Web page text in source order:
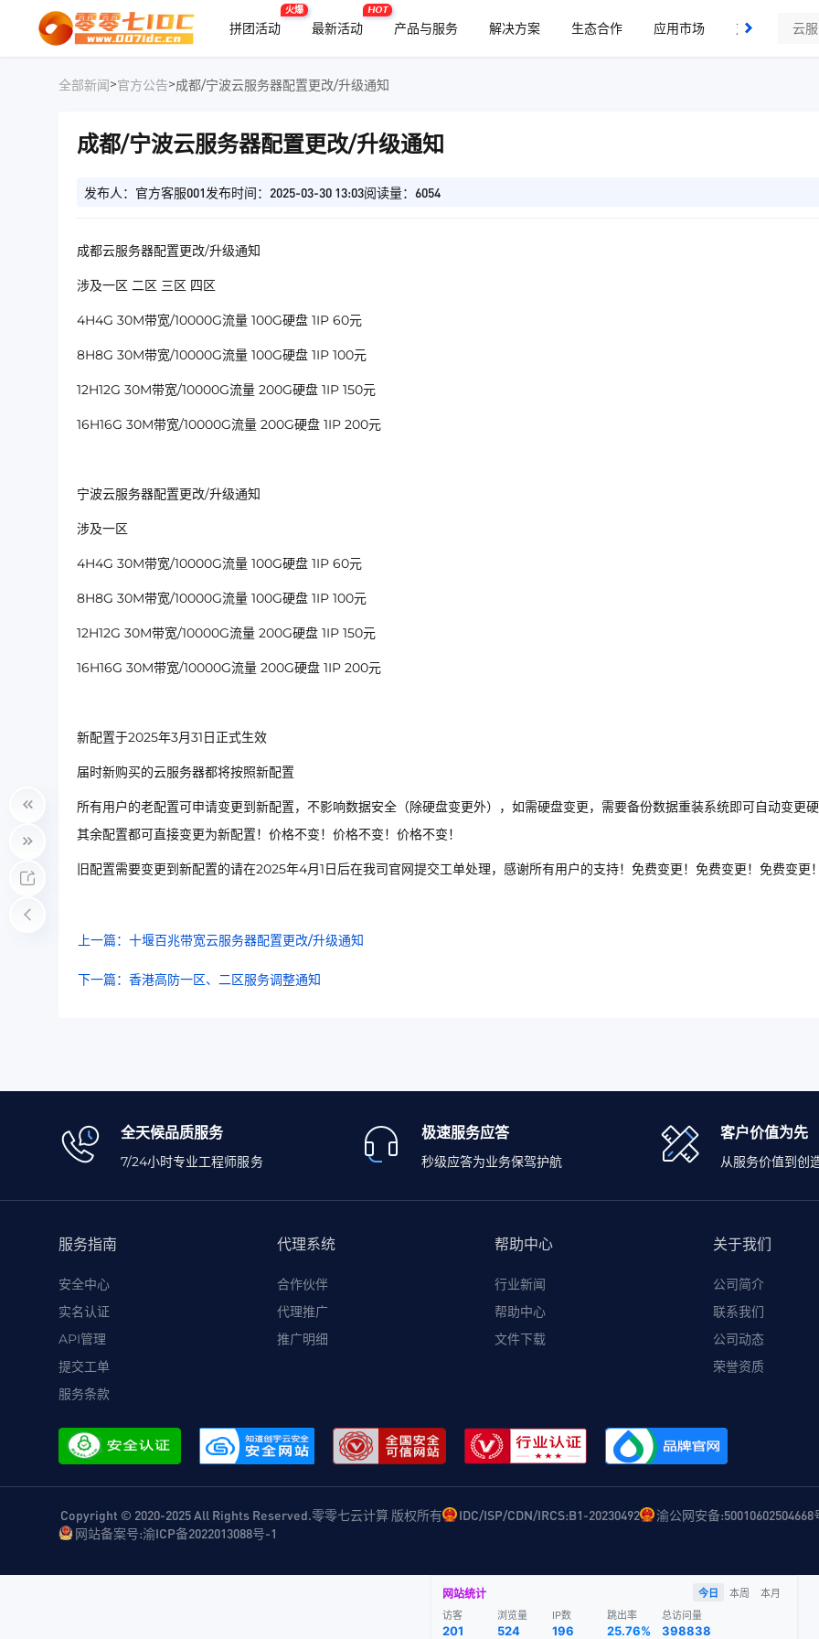
拼团活动
火爆
最新活动
HOT
产品与服务 解决方案 生态合作 应用市场 支持与服务
全部新闻>官方公告>成都/宁波云服务器配置更改/升级通知
成都/宁波云服务器配置更改/升级通知
发布人：官方客服001发布时间：2025-03-30 13:03阅读量：6054
成都云服务器配置更改/升级通知
涉及一区 二区 三区 四区
4H4G 30M带宽/10000G流量 100G硬盘 1IP 60元
8H8G 30M带宽/10000G流量 100G硬盘 1IP 100元
12H12G 30M带宽/10000G流量 200G硬盘 1IP 150元
16H16G 30M带宽/10000G流量 200G硬盘 1IP 200元
宁波云服务器配置更改/升级通知
涉及一区
4H4G 30M带宽/10000G流量 100G硬盘 1IP 60元
8H8G 30M带宽/10000G流量 100G硬盘 1IP 100元
12H12G 30M带宽/10000G流量 200G硬盘 1IP 150元
16H16G 30M带宽/10000G流量 200G硬盘 1IP 200元
新配置于2025年3月31日正式生效
届时新购买的云服务器都将按照新配置
所有用户的老配置可申请变更到新配置，不影响数据安全（除硬盘变更外），如需硬盘变更，需要备份数据重装系统即可自动变更
其余配置都可直接变更为新配置！价格不变！价格不变！价格不变！
旧配置需要变更到新配置的请在2025年4月1日后在我司官网提交工单处理，感谢所有用户的支持！免费变更！免费变更！免费变更
上一篇：十堰百兆带宽云服务器配置更改/升级通知
下一篇：香港高防一区、二区服务调整通知
全天候品质服务
7/24小时专业工程师服务
极速服务应答
秒级应答为业务保驾护航
客户价值为先
从服务价值到创
服务指南
安全中心
实名认证
API管理
提交工单
服务条款
代理系统
合作伙伴
代理推广
推广明细
帮助中心
行业新闻
帮助中心
文件下载
关于我们
公司简介
联系我们
公司动态
荣誉资质
Copyright © 2020-2025 All Rights Reserved.零零七云计算 版权所有 IDC/ISP/CDN/IRCS:B1-20230492
渝公网安备:50010602504668
网站备案号:渝ICP备2022013088号-1
网站统计 今日 本周
本月
访客
201
浏览量
524
IP数
196
跳出率
25.76%
总访问量
398838